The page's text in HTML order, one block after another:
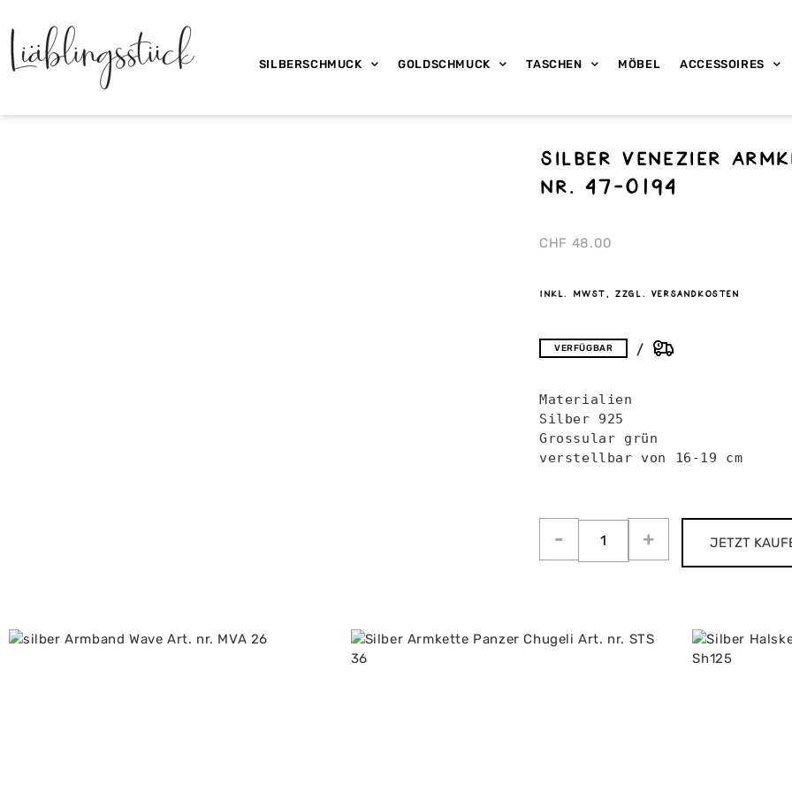
SILBERSCHMUCK GOLDSCHMUCK TASCHEN MÖBEL ACCESSOIRES
Silber Venezier
nr. 47-0194
CHF 48.00
inkl. MwSt, zzgl. Versandkosten
VERFÜGBAR
Materialien
Silber 925
Grossular grün
verstellbar von 16-19 cm
JETZT